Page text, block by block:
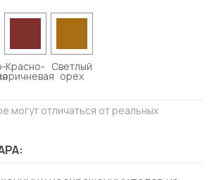
Красно- Светлый
орех
могут отличаться от реальных